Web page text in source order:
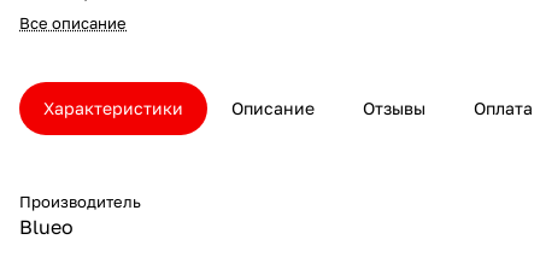
Все описание
Характеристики Описание Отзывы Оплата
Производитель
Blueo